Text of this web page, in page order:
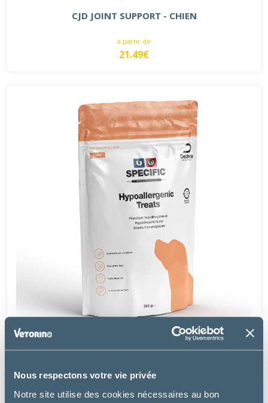
Nous respectons votre vie privée
Notre site utilise des cookies nécessaires au bon
CJD JOINT SUPPORT - CHIEN
à partir de
21.49€
Specific
HYPOALLERGENIC TREATS – FRIANDISES CHIEN